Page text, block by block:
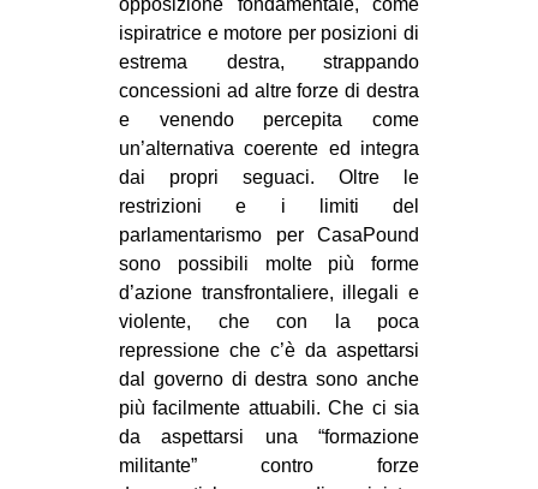
opposizione fondamentale, come
ispiratrice e motore per posizioni di
estrema destra, strappando
concessioni ad altre forze di destra
e venendo percepita come
un’alternativa coerente ed integra
dai propri seguaci. Oltre le
restrizioni e i limiti del
parlamentarismo per CasaPound
sono possibili molte più forme
d’azione transfrontaliere, illegali e
violente, che con la poca
repressione che c’è da aspettarsi
dal governo di destra sono anche
più facilmente attuabili. Che ci sia
da aspettarsi una “formazione
militante” contro forze